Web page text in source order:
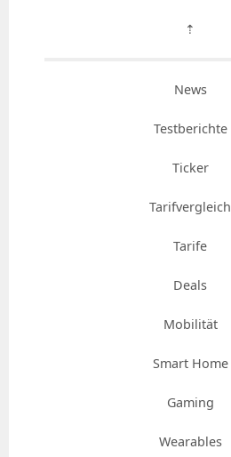
⇡
News
Testberichte
Ticker
Tarifvergleich
Tarife
Deals
Mobilität
Smart Home
Gaming
Wearables